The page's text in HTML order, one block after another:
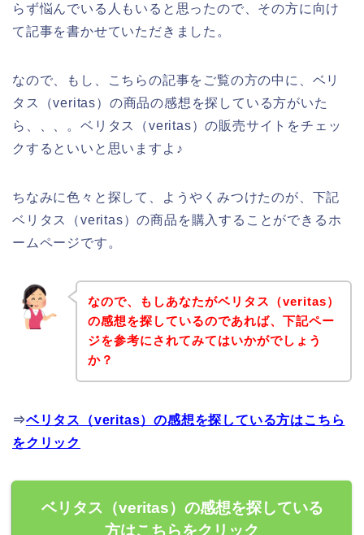
らず悩んでいる人もいると思ったので、その方に向け
て記事を書かせていただきました。
なので、もし、こちらの記事をご覧の方の中に、ベリ
タス（veritas）の商品の感想を探している方がいた
ら、、、。ベリタス（veritas）の販売サイトをチェッ
クするといいと思いますよ♪
ちなみに色々と探して、ようやくみつけたのが、下記
ベリタス（veritas）の商品を購入することができるホ
ームページです。
なので、もしあなたがベリタス（veritas）
の感想を探しているのであれば、下記ペー
ジを参考にされてみてはいかがでしょう
か？
⇒ベリタス（veritas）の感想を探している方はこちら
をクリック
ベリタス（veritas）の感想を探している
方はこちらをクリック